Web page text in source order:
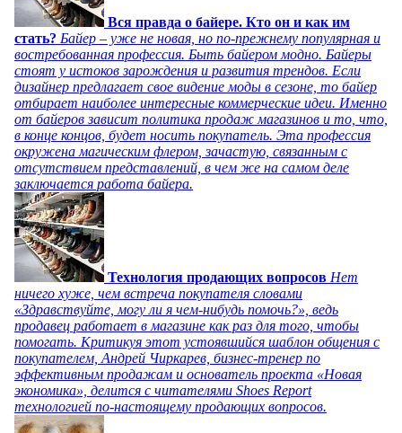
Вся правда о байере. Кто он и как им
стать? Байер – уже не новая, но по-прежнему популярная и
востребованная профессия. Быть байером модно. Байеры
стоят у истоков зарождения и развития трендов. Если
дизайнер предлагает свое видение моды в сезоне, то байер
отбирает наиболее интересные коммерческие идеи. Именно
от байеров зависит политика продаж магазинов и то, что,
в конце концов, будет носить покупатель. Эта профессия
окружена магическим флером, зачастую, связанным с
отсутствием представлений, в чем же на самом деле
заключается работа байера.
Технология продающих вопросов Нет
ничего хуже, чем встреча покупателя словами
«Здравствуйте, могу ли я чем-нибудь помочь?», ведь
продавец работает в магазине как раз для того, чтобы
помогать. Критикуя этот устоявшийся шаблон общения с
покупателем, Андрей Чиркарев, бизнес-тренер по
эффективным продажам и основатель проекта «Новая
экономика», делится с читателями Shoes Report
технологией по-настоящему продающих вопросов.